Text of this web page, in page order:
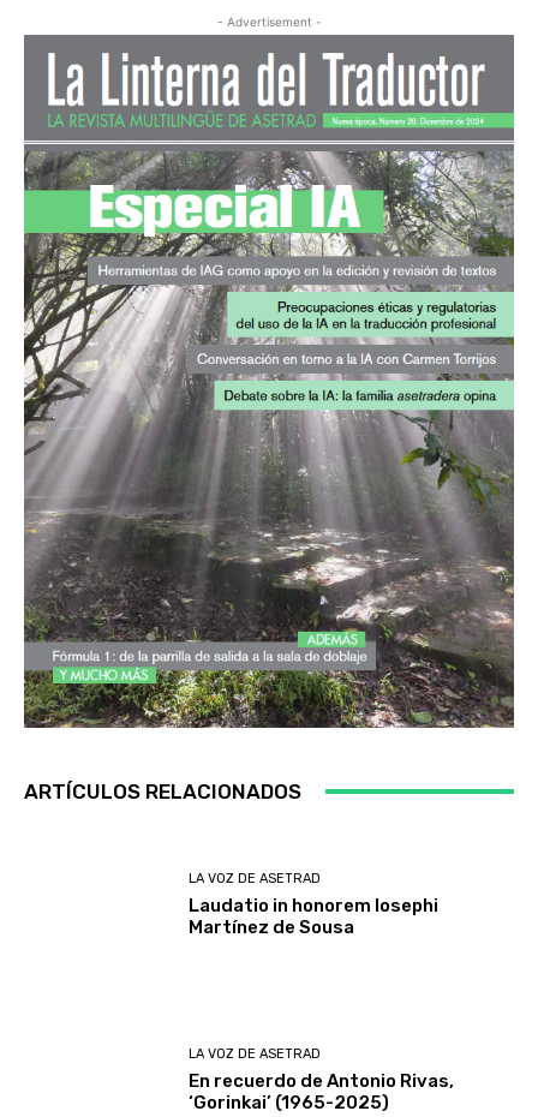
- Advertisement -
ARTÍCULOS RELACIONADOS
LA VOZ DE ASETRAD
Laudatio in honorem Iosephi
Martínez de Sousa
LA VOZ DE ASETRAD
En recuerdo de Antonio Rivas,
‘Gorinkai’ (1965-2025)